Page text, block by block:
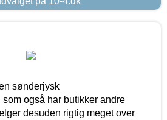
sønderjysk
også har butikker andre
desuden rigtig meget over